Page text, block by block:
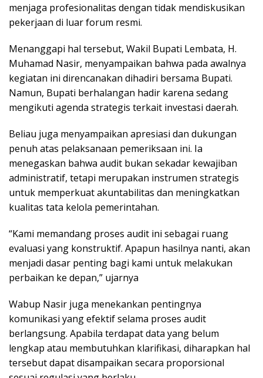
menjaga profesionalitas dengan tidak mendiskusikan
pekerjaan di luar forum resmi.
Menanggapi hal tersebut, Wakil Bupati Lembata, H.
Muhamad Nasir, menyampaikan bahwa pada awalnya
kegiatan ini direncanakan dihadiri bersama Bupati.
Namun, Bupati berhalangan hadir karena sedang
mengikuti agenda strategis terkait investasi daerah.
Beliau juga menyampaikan apresiasi dan dukungan
penuh atas pelaksanaan pemeriksaan ini. Ia
menegaskan bahwa audit bukan sekadar kewajiban
administratif, tetapi merupakan instrumen strategis
untuk memperkuat akuntabilitas dan meningkatkan
kualitas tata kelola pemerintahan.
“Kami memandang proses audit ini sebagai ruang
evaluasi yang konstruktif. Apapun hasilnya nanti, akan
menjadi dasar penting bagi kami untuk melakukan
perbaikan ke depan,” ujarnya
Wabup Nasir juga menekankan pentingnya
komunikasi yang efektif selama proses audit
berlangsung. Apabila terdapat data yang belum
lengkap atau membutuhkan klarifikasi, diharapkan hal
tersebut dapat disampaikan secara proporsional